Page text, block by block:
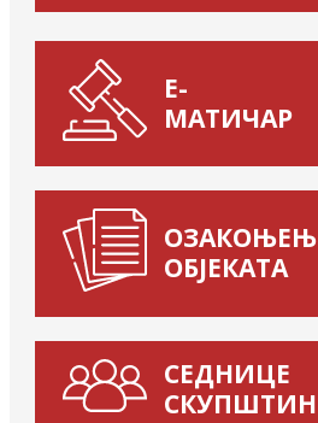
Е-
МАТИЧАР
ОБЈЕКАТА
СЕДНИЦЕ